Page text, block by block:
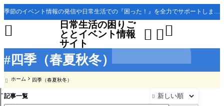
#四季（春夏秋冬）
季節のイベント情報の発信や日常生活での『困った！』を全力でサポートします。
日常生活の困りご
ととイベント情報
サイト
 

 ホーム 四季（春夏秋冬）
記事一覧 